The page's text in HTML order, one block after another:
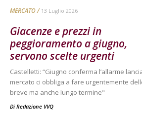
MERCATO 13 Luglio 2026
Giacenze e prezzi in
peggioramento a giugno,
servono scelte urgenti
Castelletti: “Giugno conferma l’allarme
mercato ci obbliga a fare urgentemente
breve ma anche lungo termine"
Di Redazione VVQ